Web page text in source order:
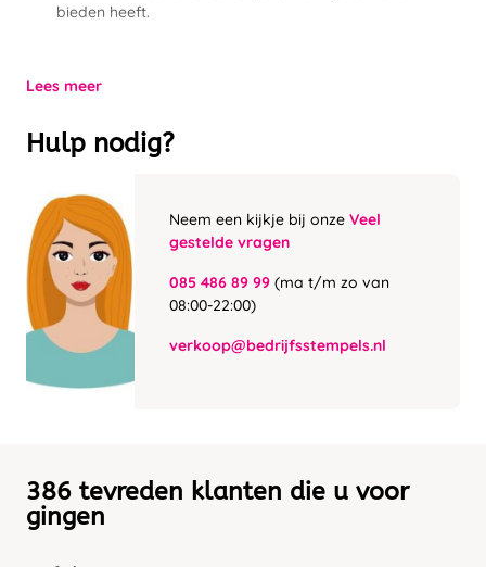
bieden heeft.
Lees meer
Hulp nodig?
Neem een kijkje bij onze Veel
gestelde vragen
085 486 89 99 (ma t/m zo van
08:00-22:00)
verkoop@bedrijfsstempels.nl
386 tevreden klanten die u voor
gingen